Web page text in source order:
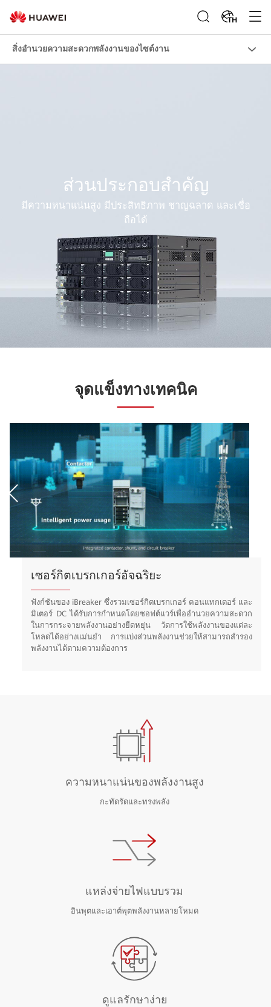
TH
สิ่งอำนวยความสะดวกพลังงานของไซต์งาน
ส่วนประกอบสำคัญ
มีความหนาแน่นสูง มีประสิทธิภาพ ชาญฉลาด และเชื่อ
ถือได้
จุดแข็งทางเทคนิค
เซอร์กิตเบรกเกอร์อัจฉริยะ
ฟังก์ชันของ iBreaker ซึ่งรวมเซอร์กิตเบรกเกอร์ คอนแทกเตอร์ และ
มิเตอร์ DC ได้รับการกำหนดโดยซอฟต์แวร์เพื่ออำนวยความสะดวก
ในการกระจายพลังงานอย่างยืดหยุ่น วัดการใช้พลังงานของแต่ละ
โหลดได้อย่างแม่นยำ การแบ่งส่วนพลังงานช่วยให้สามารถสำรอง
พลังงานได้ตามความต้องการ
ความหนาแน่นของพลังงานสูง
กะทัดรัดและทรงพลัง
แหล่งจ่ายไฟแบบรวม
อินพุตและเอาต์พุตพลังงานหลายโหมด
ดูแลรักษาง่าย